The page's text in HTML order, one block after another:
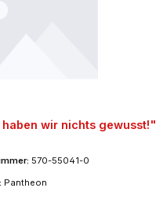
haben wir nichts gewusst!"
570-55041-0
Pantheon